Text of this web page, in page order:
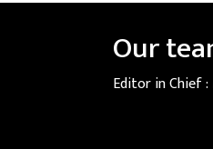
Our
Editor in Chief :